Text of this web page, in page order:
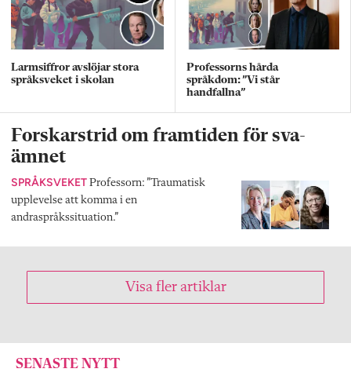
Larmsiffror avslöjar stora
språksveket i skolan
Professorns hårda
språkdom: ”Vi står
handfallna”
Forskarstrid om framtiden för sva-
ämnet
SPRÅKSVEKET Professorn: ”Traumatisk
upplevelse att komma i en
andraspråkssituation.”
Visa fler artiklar
SENASTE NYTT